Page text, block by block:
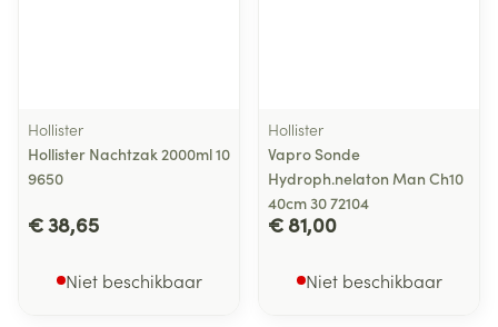
Hollister
Hollister Nachtzak 2000ml 10
9650
€ 38,65
Niet beschikbaar
Hollister
Vapro Sonde
Hydroph.nelaton Man Ch10
40cm 30 72104
€ 81,00
Niet beschikbaar